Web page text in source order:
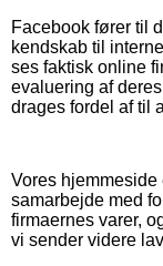
Facebook fører til
kendskab til
ses faktisk online
evaluering af
drages fordel af til
Vores hjemmeside
samarbejde med
firmaernes varer,
vi sender videre